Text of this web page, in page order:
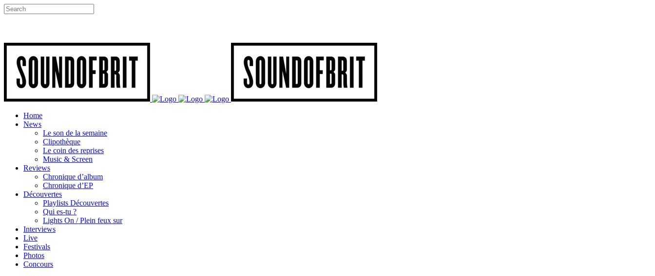
Home
News
Le son de la semaine
Clipothèque
Le coin des reprises
Music & Screen
Reviews
Chronique d’album
Chronique d’EP
Découvertes
Playlists Découvertes
Qui es-tu ?
Lights On / Plein feux sur
Interviews
Live
Festivals
Photos
Concours